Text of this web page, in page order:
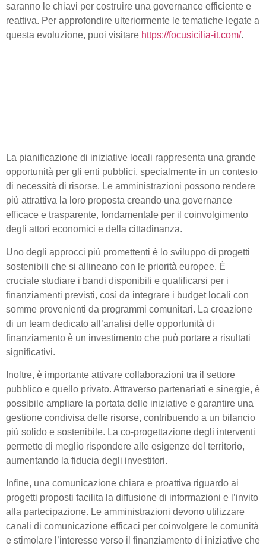
saranno le chiavi per costruire una governance efficiente e
reattiva. Per approfondire ulteriormente le tematiche legate a
questa evoluzione, puoi visitare https://focusicilia-it.com/.
La pianificazione di iniziative locali rappresenta una grande
opportunità per gli enti pubblici, specialmente in un contesto
di necessità di risorse. Le amministrazioni possono rendere
più attrattiva la loro proposta creando una governance
efficace e trasparente, fondamentale per il coinvolgimento
degli attori economici e della cittadinanza.
Uno degli approcci più promettenti è lo sviluppo di progetti
sostenibili che si allineano con le priorità europee. È
cruciale studiare i bandi disponibili e qualificarsi per i
finanziamenti previsti, così da integrare i budget locali con
somme provenienti da programmi comunitari. La creazione
di un team dedicato all’analisi delle opportunità di
finanziamento è un investimento che può portare a risultati
significativi.
Inoltre, è importante attivare collaborazioni tra il settore
pubblico e quello privato. Attraverso partenariati e sinergie, è
possibile ampliare la portata delle iniziative e garantire una
gestione condivisa delle risorse, contribuendo a un bilancio
più solido e sostenibile. La co-progettazione degli interventi
permette di meglio rispondere alle esigenze del territorio,
aumentando la fiducia degli investitori.
Infine, una comunicazione chiara e proattiva riguardo ai
progetti proposti facilita la diffusione di informazioni e l’invito
alla partecipazione. Le amministrazioni devono utilizzare
canali di comunicazione efficaci per coinvolgere le comunità
e stimolare l’interesse verso il finanziamento di iniziative che